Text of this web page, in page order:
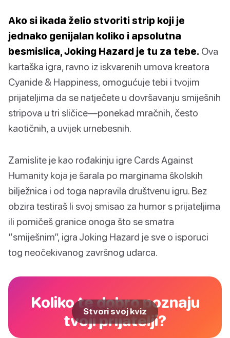
Ako si ikada želio stvoriti strip koji je
jednako genijalan koliko i apsolutna
besmislica, Joking Hazard je tu za tebe. Ova
kartaška igra, ravno iz iskvarenih umova kreatora
Cyanide & Happiness, omogućuje tebi i tvojim
prijateljima da se natječete u dovršavanju smiješnih
stripova u tri sličice—ponekad mračnih, često
kaotičnih, a uvijek urnebesnih.
Zamislite je kao rođakinju igre Cards Against
Humanity koja je šarala po marginama školskih
bilježnica i od toga napravila društvenu igru. Bez
obzira testiraš li svoj smisao za humor s prijateljima
ili pomičeš granice onoga što se smatra
“smiješnim”, igra Joking Hazard je sve o isporuci
tog neočekivanog završnog udarca.
Koliko te dobro poznaju
tvoji prijatelji?
Stvori svoj kviz